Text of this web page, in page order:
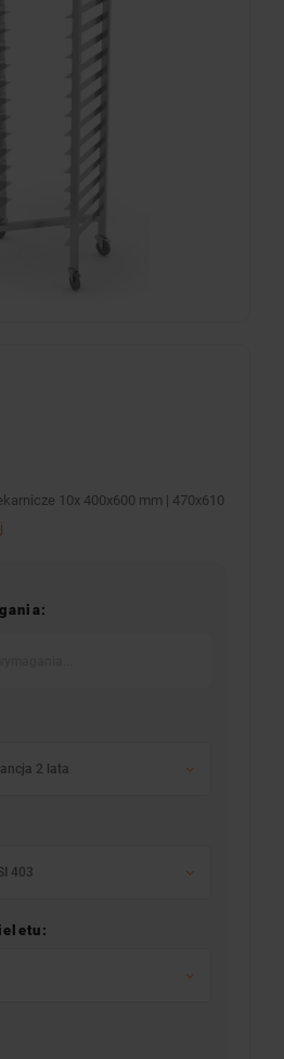
10x 400x600 mm | 470x610
2 lata
403